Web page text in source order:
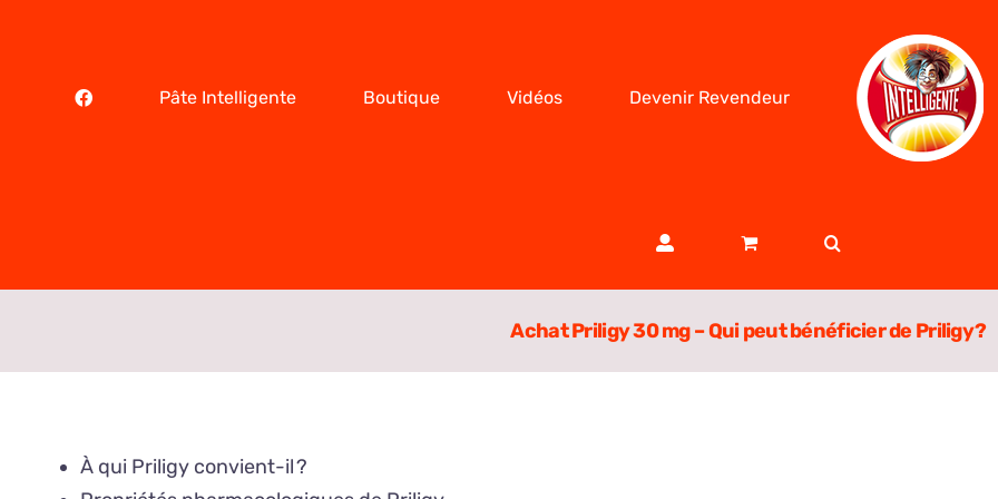
Pâte Intelligente Boutique Vidéos Devenir Revendeur
Achat Priligy 30 mg – Qui peut bénéficier de Priligy ?
À qui Priligy convient-il ?